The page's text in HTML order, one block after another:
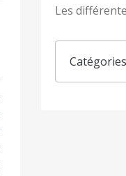
Les
Catégories